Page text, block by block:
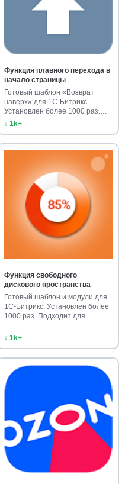
Функция плавного перехода в
начало страницы
Готовый шаблон «Возврат
наверх» для 1С-Битрикс.
Установлен более 1000 раз.
Улучш…
↓ 1k+
Функция свободного
дискового пространства
Готовый шаблон и модули для
1С-Битрикс. Установлен более
1000 раз. Подходит для …
↓ 1k+